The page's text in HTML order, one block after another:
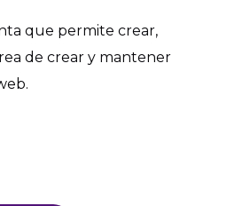
que permite crear,
de crear y mantener